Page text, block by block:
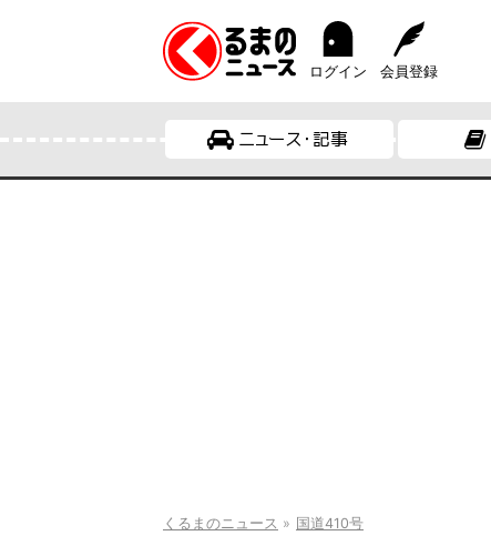
ログイン 会員登録
ニュース・記事
くるまのニュース 国道410号